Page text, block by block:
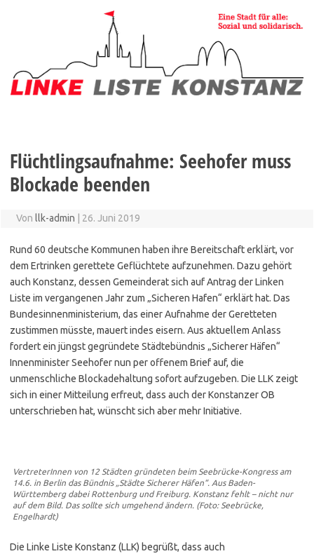
Flüchtlingsaufnahme: Seehofer muss
Blockade beenden
Von llk-admin 26. Juni 2019
Rund 60 deutsche Kommunen haben ihre Bereitschaft erklärt, vor
dem Ertrinken gerettete Geflüchtete aufzunehmen. Dazu gehört
auch Konstanz, dessen Gemeinderat sich auf Antrag der Linken
Liste im vergan­ge­nen Jahr zum „Sicheren Hafen“ erklärt hat. Das
Bundesinnenministerium, das einer Aufnahme der Geretteten
zustimmen müsste, mauert indes eisern. Aus aktuellem Anlass
fordert ein jüngst gegründete Städtebündnis „Sicherer Häfen“
Innenminister Seehofer nun per offenem Brief auf, die
unmenschliche Blockadehaltung sofort aufzugeben. Die LLK zeigt
sich in einer Mitteilung erfreut, dass auch der Konstanzer OB
unterschrieben hat, wünscht sich aber mehr Initiative.
VertreterInnen von 12 Städten gründeten beim Seebrücke-Kongress am
14.6. in Berlin das Bündnis „Städte Sicherer Häfen“. Aus Baden-
Württemberg dabei Rottenburg und Freiburg. Konstanz fehlt – nicht nur
auf dem Bild. Das sollte sich umgehend ändern. (Foto: Seebrücke,
Engelhardt)
Die Linke Liste Konstanz (LLK) begrüßt, dass auch